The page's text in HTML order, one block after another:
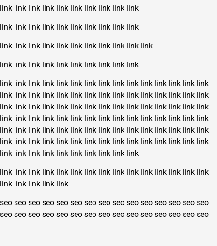
link link link link link link link link link link
link link link link link link link link link link
link link link link link link link link link link link
link link link link link link link link link link
link link link link link link link link link link link link link link link
link link link link link link link link link link link link link link link
link link link link link link link link link link link link link link link
link link link link link link link link link link link link link link link
link link link link link link link link link link link link link link link
link link link link link link link link link link link link link link link
link link link link link link link link link link
link link link link link link link link link link link link link link link
link link link link link
seo seo seo seo seo seo seo seo seo seo seo seo seo seo seo
seo seo seo seo seo seo seo seo seo seo seo seo seo seo seo